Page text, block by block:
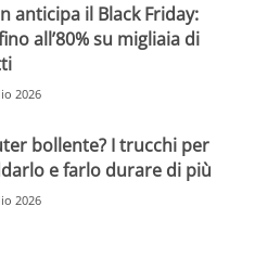
anticipa il Black Friday:
all’80% su migliaia di
2026
bollente? I trucchi per
e farlo durare di più
2026